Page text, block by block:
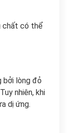
chất có thể
bởi lòng đỏ
nhiên, khi
dị ứng.